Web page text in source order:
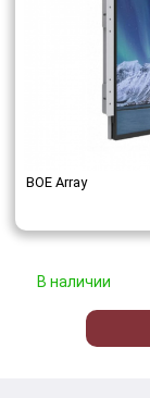
BOE Array
В наличии